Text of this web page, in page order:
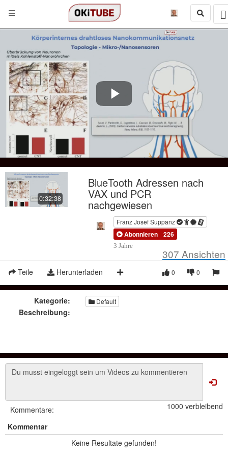
Play
Video
0:32:38
BlueTooth Adressen nach
VAX und PCR
nachgewiesen
Franz Josef Suppanz
Abonnieren 226
3 Jahre
307 Ansichten
Teile Herunterladen 0
0
Kategorie: Default
Beschreibung:
1000 verbleibend
Kommentare:
Kommentar
Keine Resultate gefunden!